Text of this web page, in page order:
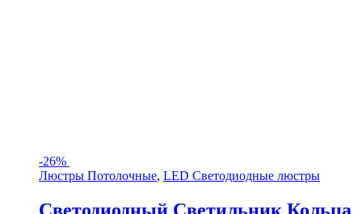
-26%
Люстры Потолочные, LED Светодиодные люстры